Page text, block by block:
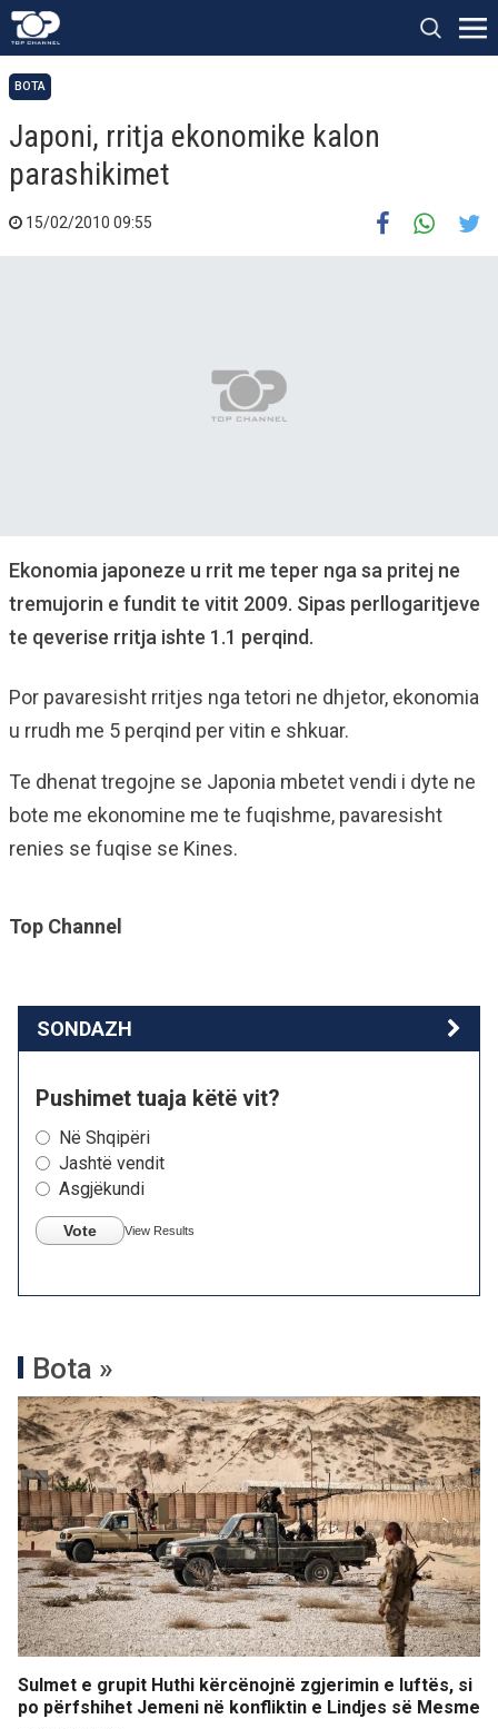
BOTA
Japoni, rritja ekonomike kalon
parashikimet
15/02/2010 09:55
Ekonomia japoneze u rrit me teper nga sa pritej ne
tremujorin e fundit te vitit 2009. Sipas perllogaritjeve
te qeverise rritja ishte 1.1 perqind.
Por pavaresisht rritjes nga tetori ne dhjetor, ekonomia
u rrudh me 5 perqind per vitin e shkuar.
Te dhenat tregojne se Japonia mbetet vendi i dyte ne
bote me ekonomine me te fuqishme, pavaresisht
renies se fuqise se Kines.
Top Channel
SONDAZH
Pushimet tuaja këtë vit?
Në Shqipëri
Jashtë vendit
Asgjëkundi
Vote View Results
Bota »
Sulmet e grupit Huthi kërcënojnë zgjerimin e luftës, si
po përfshihet Jemeni në konfliktin e Lindjes së Mesme